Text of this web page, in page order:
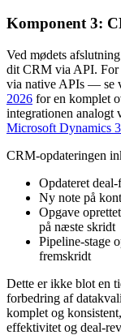
Komponent 3:
Ved mødets
dit CRM via API. For
via native APIs — se
2026 for en komplet
integrationen
Microsoft Dynamics
CRM-opdateringen
Opdateret
Ny note på
Opgave
på næste skridt
Pipeline-stage
fremskridt
Dette er ikke blot en
forbedring af
komplet og
effektivitet og deal-